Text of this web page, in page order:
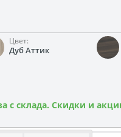
Цвет:
Дуб Аттик
с склада. Скидки и